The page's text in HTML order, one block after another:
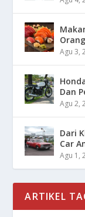
Agu 3,
Dan
Agu 2,
Dari
Car
Agu 1,
ARTIKEL